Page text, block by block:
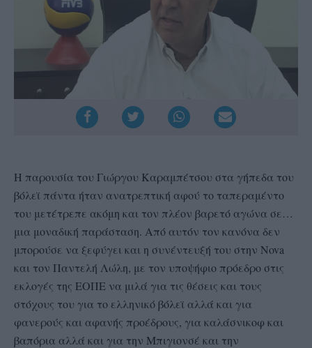
Η παρουσία του Γιώργου Καραμπέτσου στα γήπεδα του
βόλεϊ πάντα ήταν ανατρεπτική αφού το ταπεραμέντο
του μετέτρεπε ακόμη και τον πλέον βαρετό αγώνα σε…
μια μοναδική παράσταση. Από αυτόν τον κανόνα δεν
μπορούσε να ξεφύγει και η συνέντευξή του στην Nova
και τον Παντελή Λώλη, με τον υποψήφιο πρόεδρο στις
εκλογές της ΕΟΠΕ να μιλά για τις θέσεις και τους
στόχους του για το ελληνικό βόλεϊ αλλά και για
φανερούς και αφανής προέδρους, για καλάσνικοφ και
βαπόρια αλλά και για την Μπιγιονσέ και την